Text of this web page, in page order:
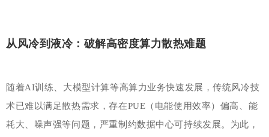
从风冷到液冷：破解高密度算力散热难题
随着AI训练、大模型计算等高算力业务快速发展，传统风冷技
术已难以满足散热需求，存在PUE（电能使用效率）偏高、能
耗大、噪声强等问题，严重制约数据中心可持续发展。为此，